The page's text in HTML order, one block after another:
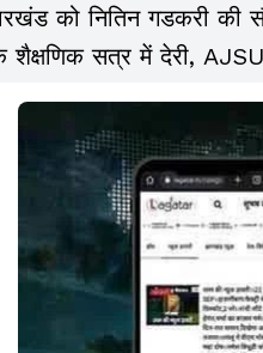
को नितिन गडकरी की
सत्र में देरी, AJSU
के लिए :
में अंतिम दिन भी बिहार
स्ट्रीम होगी BIGG